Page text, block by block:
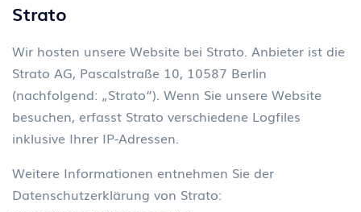
Strato
Wir hosten unsere Website bei Strato. Anbieter ist die
Strato AG, Pascalstraße 10, 10587 Berlin
(nachfolgend: „Strato“). Wenn Sie unsere Website
besuchen, erfasst Strato verschiedene Logfiles
inklusive Ihrer IP-Adressen.
Weitere Informationen entnehmen Sie der
Datenschutzerklärung von Strato: